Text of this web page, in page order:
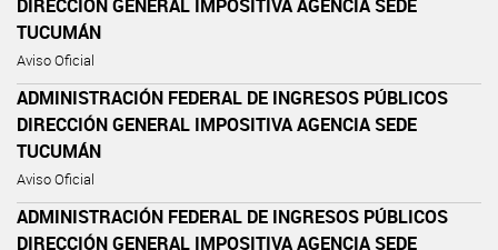
DIRECCIÓN GENERAL IMPOSITIVA AGENCIA SEDE
TUCUMÁN
Aviso Oficial
ADMINISTRACIÓN FEDERAL DE INGRESOS PÚBLICOS
DIRECCIÓN GENERAL IMPOSITIVA AGENCIA SEDE
TUCUMÁN
Aviso Oficial
ADMINISTRACIÓN FEDERAL DE INGRESOS PÚBLICOS
DIRECCIÓN GENERAL IMPOSITIVA AGENCIA SEDE